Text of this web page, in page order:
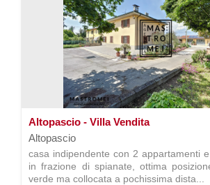
Altopascio - Villa Vendita
Altopascio
casa indipendente con 2 appartamenti
in frazione di spianate, ottima
verde ma collocata a pochissima dista...